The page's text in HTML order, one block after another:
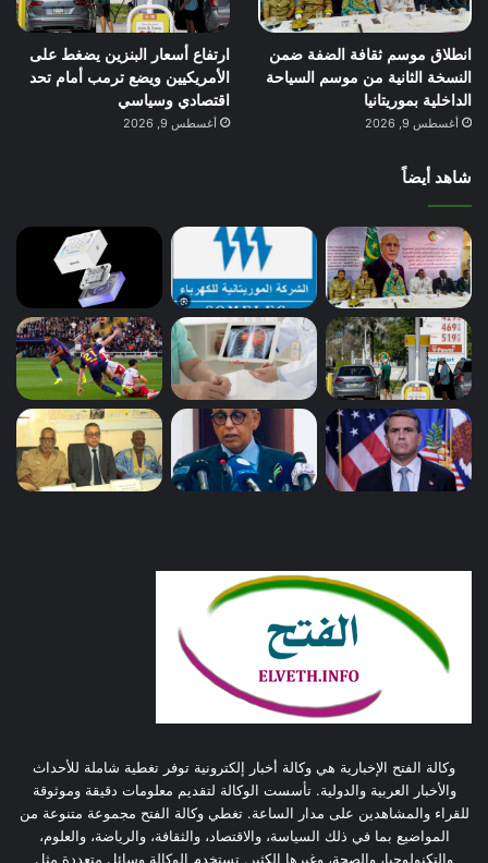
انطلاق موسم ثقافة الضفة ضمن
النسخة الثانية من موسم السياحة
الداخلية بموريتانيا
أغسطس 9, 2026
ارتفاع أسعار البنزين يضغط على
الأمريكيين ويضع ترمب أمام تحد
اقتصادي وسياسي
أغسطس 9, 2026
شاهد أيضاً
وكالة الفتح الإخبارية هي وكالة أخبار إلكترونية توفر تغطية شاملة للأحداث
والأخبار العربية والدولية. تأسست الوكالة لتقديم معلومات دقيقة وموثوقة
للقراء والمشاهدين على مدار الساعة. تغطي وكالة الفتح مجموعة متنوعة من
المواضيع بما في ذلك السياسة، والاقتصاد، والثقافة، والرياضة، والعلوم،
والتكنولوجيا، والصحة، وغيرها الكثير. تستخدم الوكالة وسائل متعددة مثل